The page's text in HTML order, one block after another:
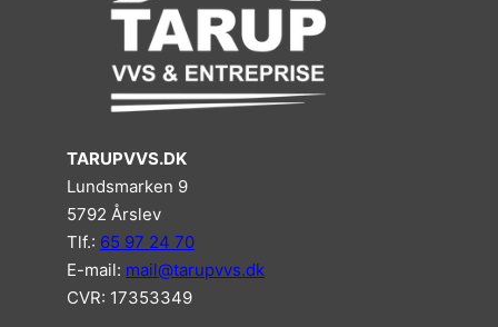
TARUPVVS.DK
Lundsmarken 9
5792 Årslev
Tlf.: 65 97 24 70
E-mail: mail@tarupvvs.dk
CVR: 17353349